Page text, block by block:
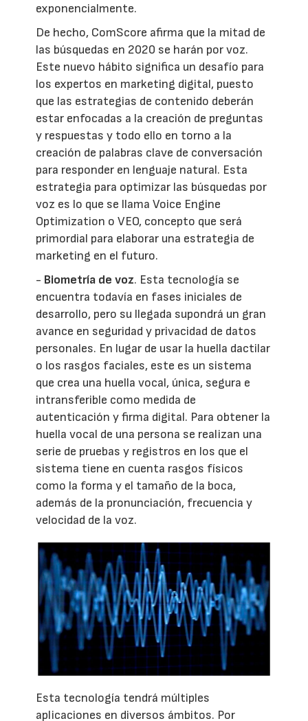
exponencialmente.
De hecho, ComScore afirma que la mitad de
las búsquedas en 2020 se harán por voz.
Este nuevo hábito significa un desafío para
los expertos en marketing digital, puesto
que las estrategias de contenido deberán
estar enfocadas a la creación de preguntas
y respuestas y todo ello en torno a la
creación de palabras clave de conversación
para responder en lenguaje natural. Esta
estrategia para optimizar las búsquedas por
voz es lo que se llama Voice Engine
Optimization o VEO, concepto que será
primordial para elaborar una estrategia de
marketing en el futuro.
- Biometría de voz. Esta tecnología se
encuentra todavía en fases iniciales de
desarrollo, pero su llegada supondrá un gran
avance en seguridad y privacidad de datos
personales. En lugar de usar la huella dactilar
o los rasgos faciales, este es un sistema
que crea una huella vocal, única, segura e
intransferible como medida de
autenticación y firma digital. Para obtener la
huella vocal de una persona se realizan una
serie de pruebas y registros en los que el
sistema tiene en cuenta rasgos físicos
como la forma y el tamaño de la boca,
además de la pronunciación, frecuencia y
velocidad de la voz.
Esta tecnología tendrá múltiples
aplicaciones en diversos ámbitos. Por